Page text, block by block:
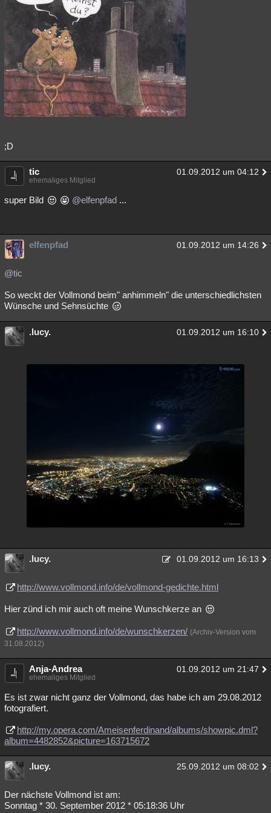
Besucht Teilgenommen Alle Neue
Lesenswert Schlüsselwörter
;D
tic 01.09.2012 um 04:12
ehemaliges Mitglied
super Bild @elfenpfad ...
elfenpfad 01.09.2012 um 14:26
@tic
So weckt der Vollmond beim" anhimmeln" die unterschiedlichsten
Wünsche und Sehnsüchte
.lucy. 01.09.2012 um 16:10
.lucy. 01.09.2012 um 16:13
http://www.vollmond.info/de/vollmond-gedichte.html
Hier zünd ich mir auch oft meine Wunschkerze an
http://www.vollmond.info/de/wunschkerzen/ (Archiv-Version vom
31.08.2012)
Anja-Andrea 01.09.2012 um 21:47
ehemaliges Mitglied
Es ist zwar nicht ganz der Vollmond, das habe ich am 29.08.2012
fotografiert.
http://my.opera.com/Ameisenferdinand/albums/showpic.dml?
album=4482852&picture=163715672
.lucy. 25.09.2012 um 08:02
Der nächste Vollmond ist am:
Sonntag * 30. September 2012 * 05:18:36 Uhr